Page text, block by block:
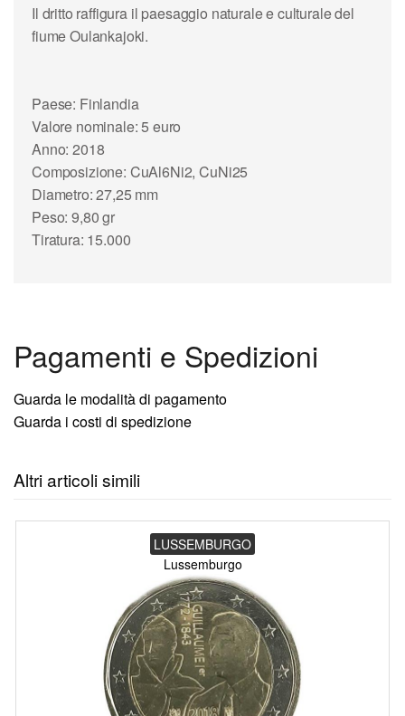
Il dritto raffigura il paesaggio naturale e culturale del
fiume Oulankajoki.
Paese: Finlandia
Valore nominale: 5 euro
Anno: 2018
Composizione: CuAl6Ni2, CuNi25
Diametro: 27,25 mm
Peso: 9,80 gr
Tiratura: 15.000
Pagamenti e Spedizioni
Guarda le modalità di pagamento
Guarda i costi di spedizione
Altri articoli simili
LUSSEMBURGO
Lussemburgo